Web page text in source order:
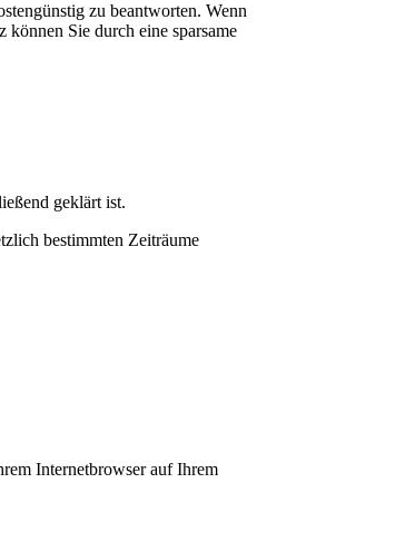
zu beantworten. Wenn
Sie durch eine sparsame
geklärt ist.
bestimmten Zeiträume
Internetbrowser auf Ihrem